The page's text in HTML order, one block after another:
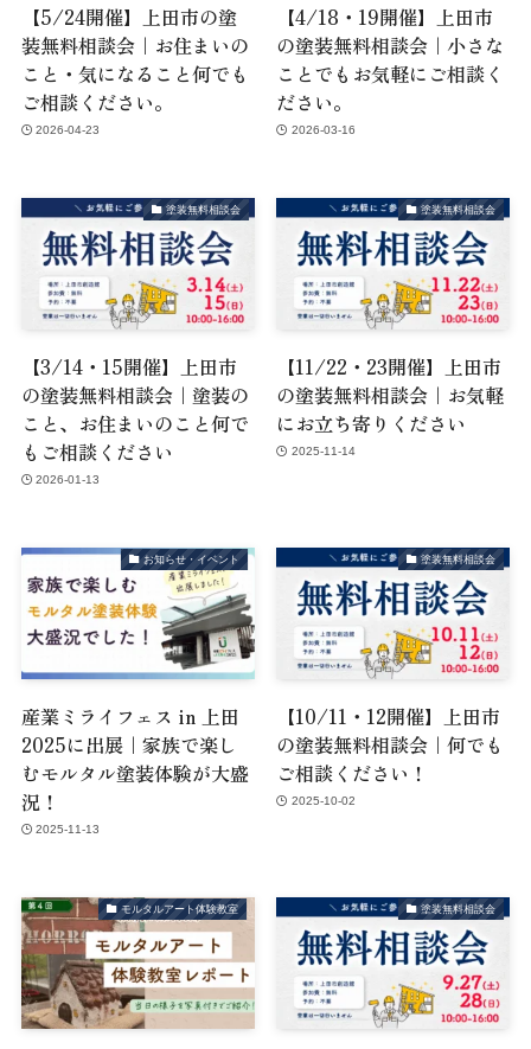
【5/24開催】上田市の塗
装無料相談会｜お住まいの
こと・気になること何でも
ご相談ください。
2026-04-23
【4/18・19開催】上田市
の塗装無料相談会｜小さな
ことでもお気軽にご相談く
ださい。
2026-03-16
塗装無料相談会
【3/14・15開催】上田市
の塗装無料相談会｜塗装の
こと、お住まいのこと何で
もご相談ください
2026-01-13
塗装無料相談会
【11/22・23開催】上田市
の塗装無料相談会｜お気軽
にお立ち寄りください
2025-11-14
お知らせ・イベント
産業ミライフェス in 上田
2025に出展｜家族で楽し
むモルタル塗装体験が大盛
況！
2025-11-13
塗装無料相談会
【10/11・12開催】上田市
の塗装無料相談会｜何でも
ご相談ください！
2025-10-02
モルタルアート体験教室 塗装無料相談会